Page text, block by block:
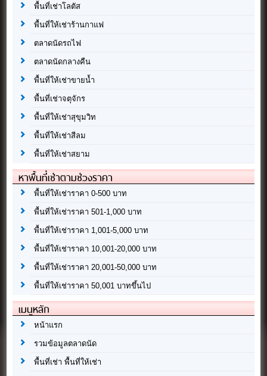
พื้นที่เช่าโลตัส
พื้นที่ให้เช่าร้านกาแฟ
ตลาดนัดรถไฟ
ตลาดนัดกลางคืน
พื้นที่ให้เช่าขายน้ำ
พื้นที่เช่าจตุจักร
พื้นที่ให้เช่าสุขุมวิท
พื้นที่ให้เช่าสีลม
พื้นที่ให้เช่าสยาม
หาพื้นที่เช่าตามช่วงราคา
พื้นที่ให้เช่าราคา 0-500 บาท
พื้นที่ให้เช่าราคา 501-1,000 บาท
พื้นที่ให้เช่าราคา 1,001-5,000 บาท
พื้นที่ให้เช่าราคา 10,001-20,000 บาท
พื้นที่ให้เช่าราคา 20,001-50,000 บาท
พื้นที่ให้เช่าราคา 50,001 บาทขึ้นไป
เมนูหลัก
หน้าแรก
รวมข้อมูลตลาดนัด
พื้นที่เช่า พื้นที่ให้เช่า